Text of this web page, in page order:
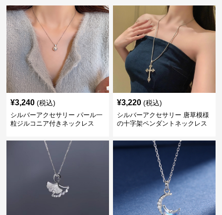
¥3,240 (税込)
シルバーアクセサリー パール一
粒ジルコニア付きネックレス
¥3,220 (税込)
シルバーアクセサリー 唐草模様
の十字架ペンダントネックレス